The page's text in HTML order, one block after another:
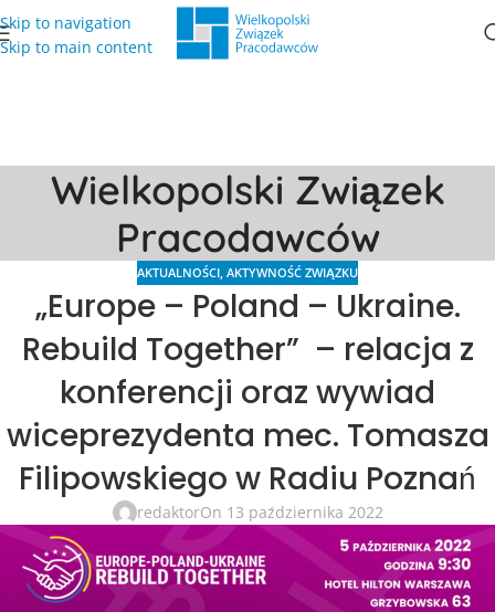
Skip to navigation
Skip to main content
Wielkopolski Związek
Pracodawców
AKTUALNOŚCI, AKTYWNOŚĆ ZWIĄZKU
„Europe – Poland – Ukraine.
Rebuild Together” – relacja z
konferencji oraz wywiad
wiceprezydenta mec. Tomasza
Filipowskiego w Radiu Poznań
redaktorOn 13 października 2022